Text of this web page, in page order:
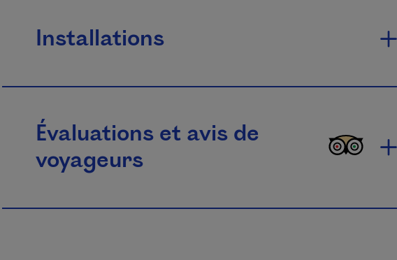
Installations
Évaluations et avis de
voyageurs